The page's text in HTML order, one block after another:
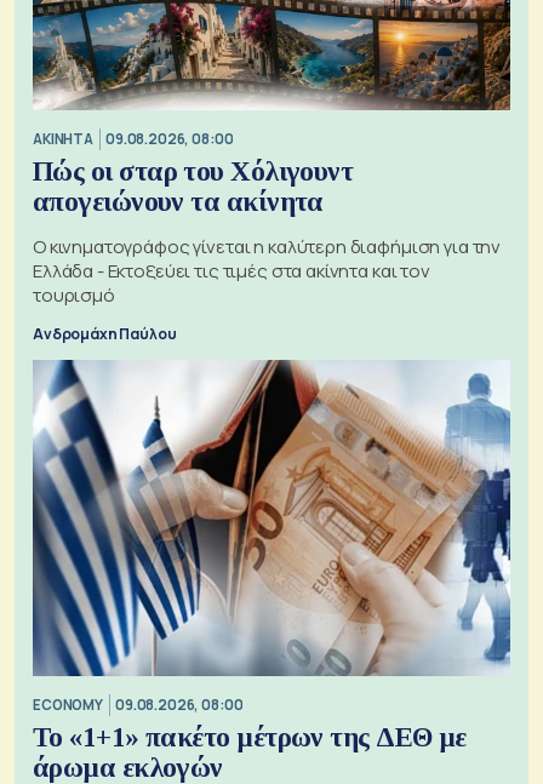
ΑΚΙΝΗΤΑ 09.08.2026, 08:00
Πώς οι σταρ του Χόλιγουντ
απογειώνουν τα ακίνητα
Ο κινηματογράφος γίνεται η καλύτερη διαφήμιση για την
Ελλάδα - Εκτοξεύει τις τιμές στα ακίνητα και τον
τουρισμό
Ανδρομάχη Παύλου
ECONOMY 09.08.2026, 08:00
Το «1+1» πακέτο μέτρων της ΔΕΘ με
άρωμα εκλογών